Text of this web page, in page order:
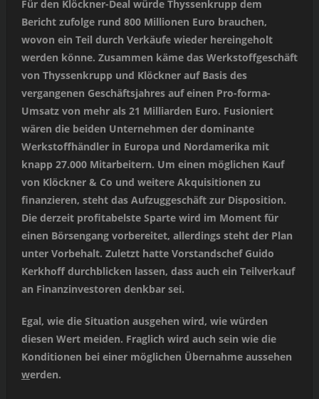
Für den Klöckner-Deal würde Thyssenkrupp dem
Bericht zufolge rund 800 Millionen Euro brauchen,
wovon ein Teil durch Verkäufe wieder hereingeholt
werden könne. Zusammen käme das Werkstoffgeschäft
von Thyssenkrupp und Klöckner auf Basis des
vergangenen Geschäftsjahres auf einen Pro-forma-
Umsatz von mehr als 21 Milliarden Euro. Fusioniert
wären die beiden Unternehmen der dominante
Werkstoffhändler in Europa und Nordamerika mit
knapp 27.000 Mitarbeitern. Um einen möglichen Kauf
von Klöckner & Co und weitere Akquisitionen zu
finanzieren, steht das Aufzuggeschäft zur Disposition.
Die derzeit profitabelste Sparte wird im Moment für
einen Börsengang vorbereitet, allerdings steht der Plan
unter Vorbehalt. Zuletzt hatte Vorstandschef Guido
Kerkhoff durchblicken lassen, dass auch ein Teilverkauf
an Finanzinvestoren denkbar sei.
Egal, wie die Situation ausgehen wird, wie würden
diesen Wert meiden. Fraglich wird auch sein wie die
Konditionen bei einer möglichen Übernahme aussehen
werden.